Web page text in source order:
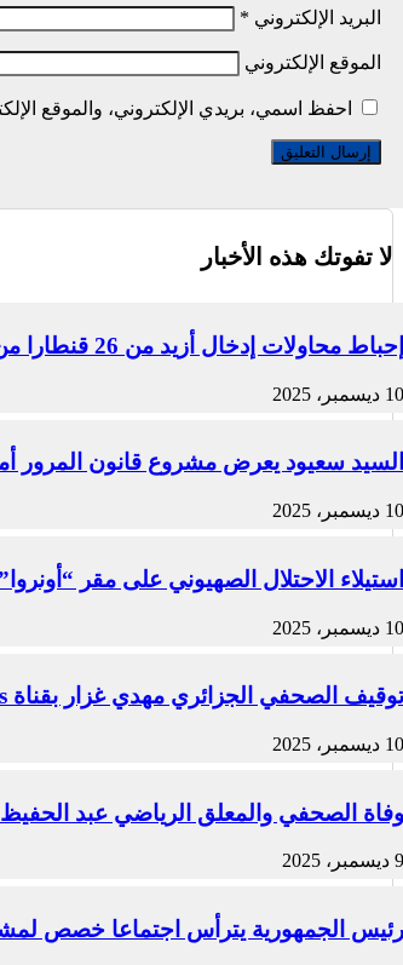
البريد الإلكتروني *
الموقع الإلكتروني
احفظ اسمي، بريدي الإلكتروني، والموقع
لا تفوتك هذه الأخبار
إحباط محاولات إدخال أزيد من 26 قنطارا من الكيف المعالج عبر الحدود مع المغرب خلال أسبوع
10 ديسمبر، 2025
السيد سعيود يعرض مشروع قانون المرور
10 ديسمبر، 2025
استيلاء الاحتلال الصهيوني على مقر
10 ديسمبر، 2025
توقيف الصحفي الجزائري مهدي غزار بقناة AL24 News الدولية في باريس من قبل الشرطة الفرنسية
10 ديسمبر، 2025
وفاة الصحفي والمعلق الرياضي عبد
9 ديسمبر، 2025
رئيس الجمهورية يترأس اجتماعا خصص